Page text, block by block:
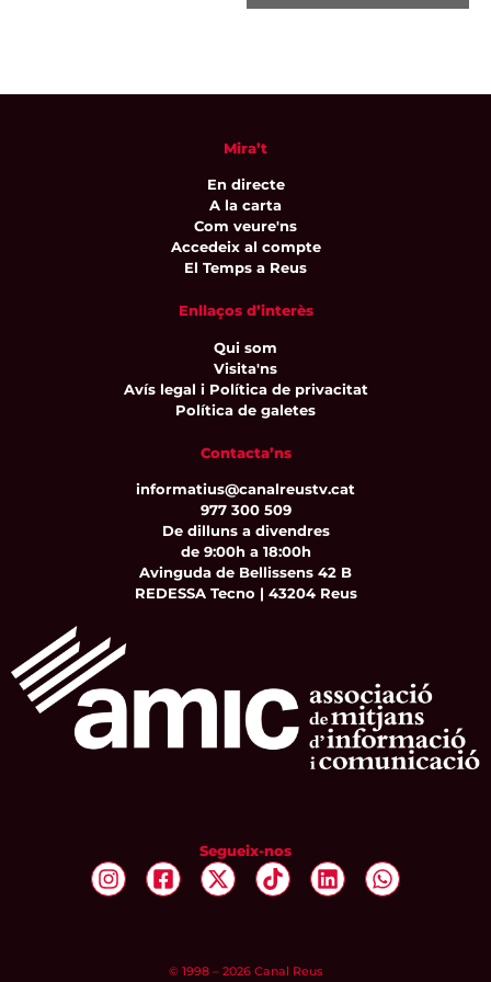
Mira’t
En directe
A la carta
Com veure'ns
Accedeix al compte
El Temps a Reus
Enllaços d’interès
Qui som
Visita'ns
Avís legal i Política de privacitat
Política de galetes
Contacta’ns
informatius@canalreustv.cat
977 300 509
De dilluns a divendres
de 9:00h a 18:00h
Avinguda de Bellissens 42 B
REDESSA Tecno | 43204 Reus
Segueix-nos
© 1998 – 2026 Canal Reus